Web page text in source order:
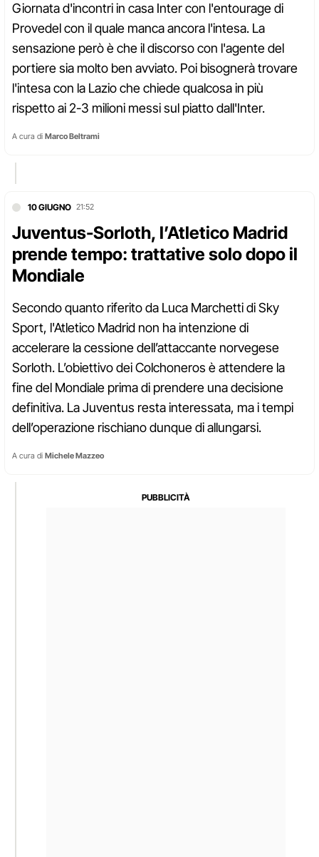
Giornata d'incontri in casa Inter con l'entourage di
Provedel con il quale manca ancora l'intesa. La
sensazione però è che il discorso con l'agente del
portiere sia molto ben avviato. Poi bisognerà trovare
l'intesa con la Lazio che chiede qualcosa in più
rispetto ai 2-3 milioni messi sul piatto dall'Inter.
A cura di Marco Beltrami
10 GIUGNO 21:52
Juventus-Sorloth, l’Atletico Madrid
prende tempo: trattative solo dopo il
Mondiale
Secondo quanto riferito da Luca Marchetti di Sky
Sport, l'Atletico Madrid non ha intenzione di
accelerare la cessione dell’attaccante norvegese
Sorloth. L’obiettivo dei Colchoneros è attendere la
fine del Mondiale prima di prendere una decisione
definitiva. La Juventus resta interessata, ma i tempi
dell’operazione rischiano dunque di allungarsi.
A cura di Michele Mazzeo